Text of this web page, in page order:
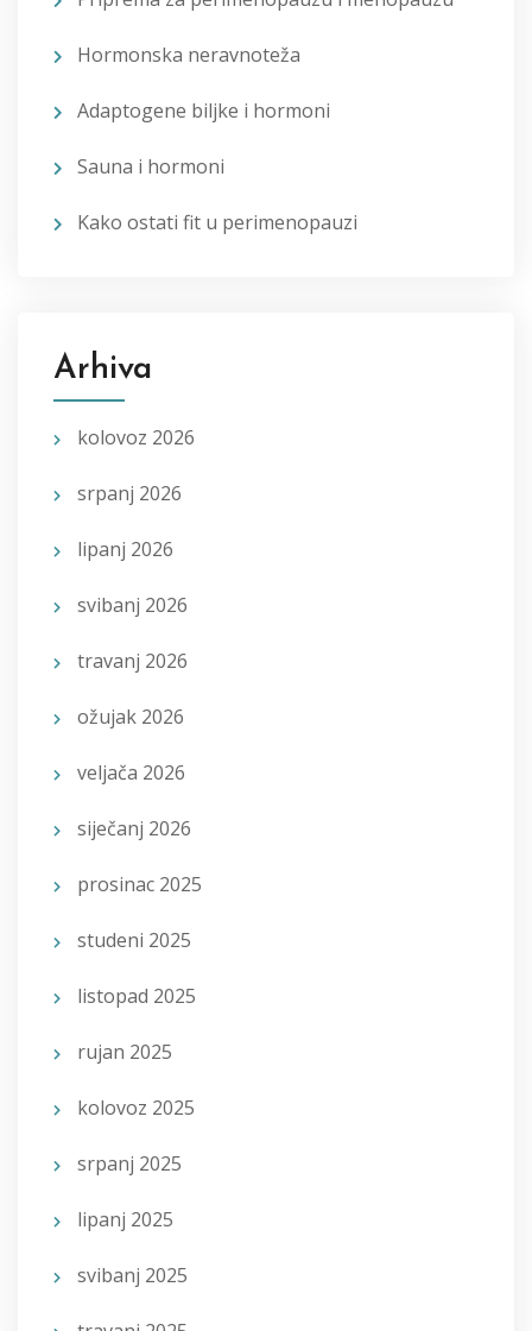
Hormonska neravnoteža
Adaptogene biljke i hormoni
Sauna i hormoni
Kako ostati fit u perimenopauzi
Arhiva
kolovoz 2026
srpanj 2026
lipanj 2026
svibanj 2026
travanj 2026
ožujak 2026
veljača 2026
siječanj 2026
prosinac 2025
studeni 2025
listopad 2025
rujan 2025
kolovoz 2025
srpanj 2025
lipanj 2025
svibanj 2025